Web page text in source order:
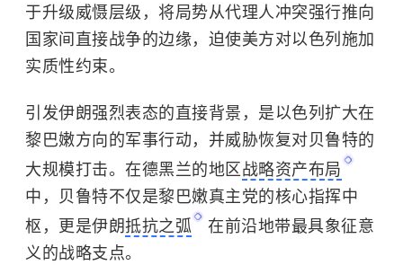
于升级威慑层级，将局势从代理人冲突强行推向
国家间直接战争的边缘，迫使美方对以色列施加
实质性约束。
引发伊朗强烈表态的直接背景，是 以色列 扩大在
黎巴嫩方向的军事行动，并威胁恢复对贝鲁特的
大规模打击。在德黑兰的地区战略资产布局
中，贝鲁特不仅是黎巴嫩真主党的核心指挥中
枢，更是伊朗抵抗之弧
在前沿地带最具象征意
义的战略支点。